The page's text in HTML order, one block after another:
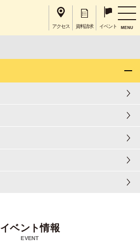
アクセス 資料請求 イベント MENU
イベント情報
EVENT